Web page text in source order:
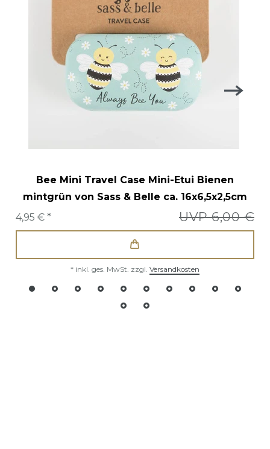
Bee Mini Travel Case Mini-Etui Bienen
mintgrün von Sass & Belle ca. 16x6,5x2,5cm
UVP 6,00 €
4,95 € *
* inkl. ges. MwSt. zzgl. Versandkosten